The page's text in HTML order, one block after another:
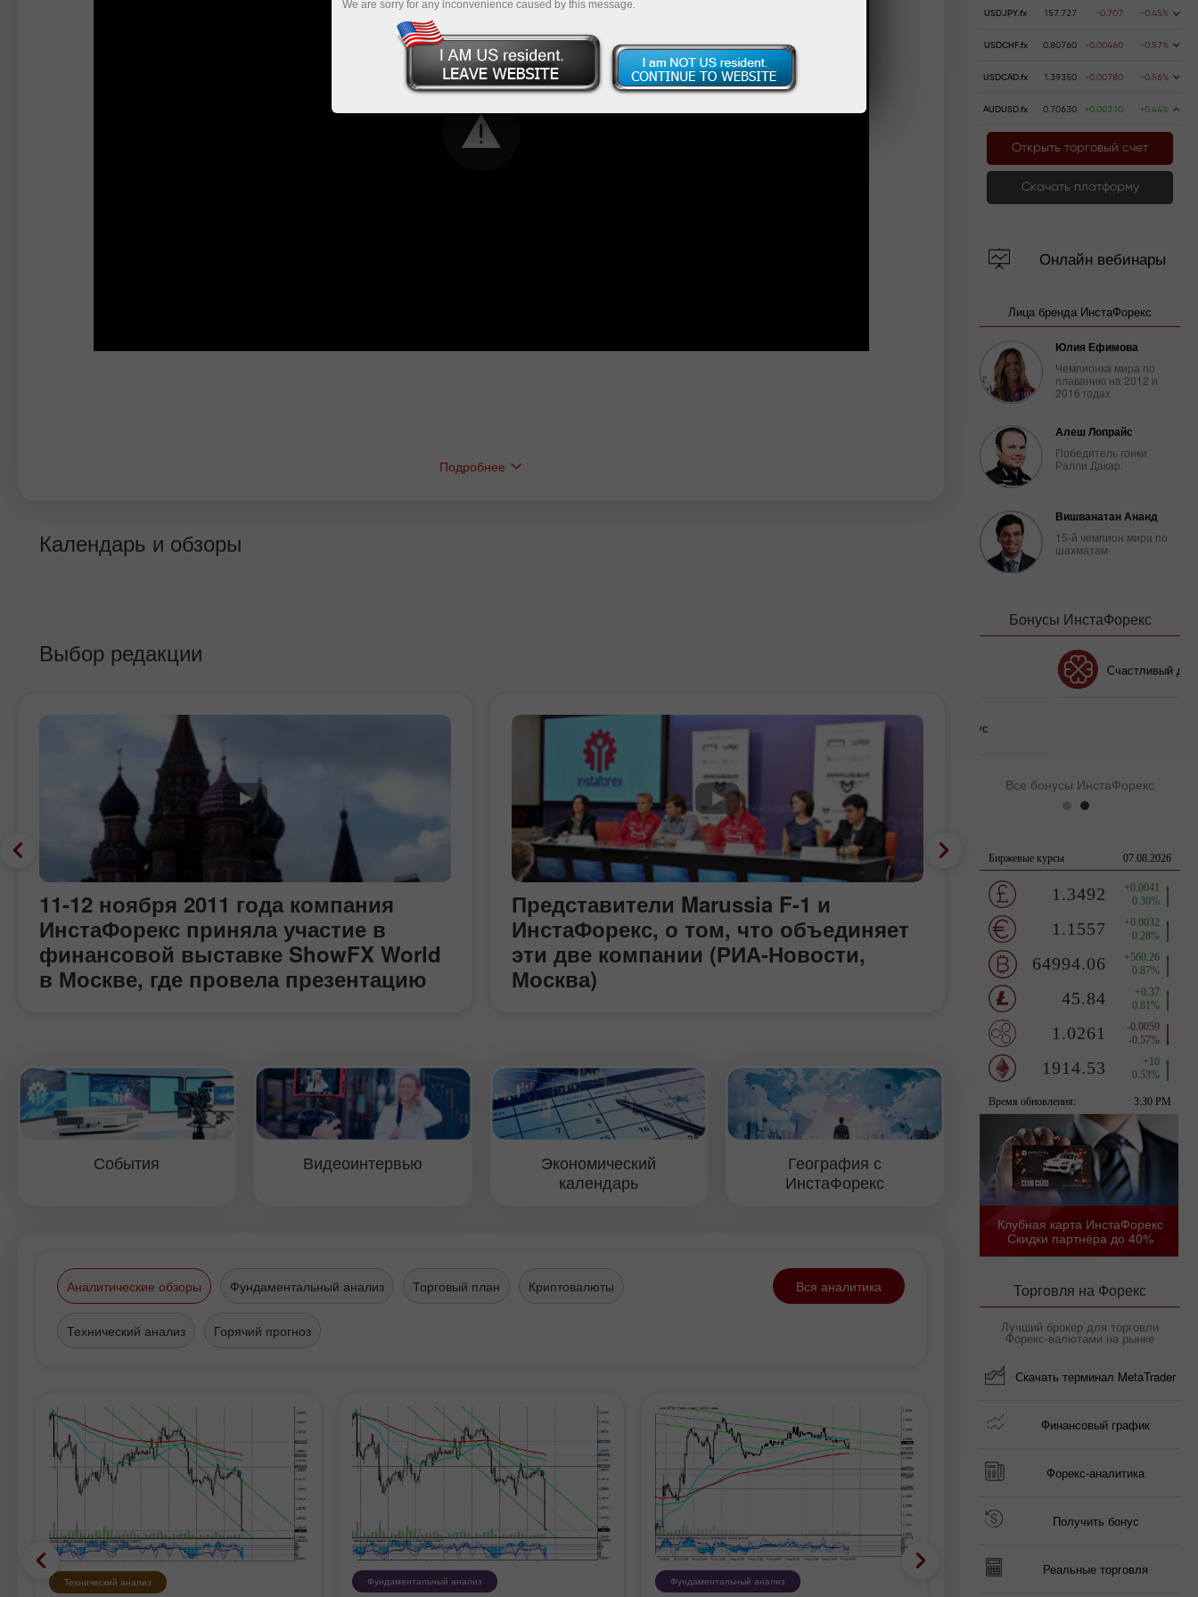
Подробнее
Календарь и обзоры
Выбор редакции
11-12 ноября 2011 года компания
ИнстаФорекс приняла участие в
финансовой выставке ShowFX World
в Москве, где провела презентацию
розыгрыш ценных призов среди
посетителей. В рамках выставки
Павел Шкапенко, старший менеджер
отдела развития компании
ИнстаФорекс, дал интервью
Представители Marussia F-1 и
ИнстаФорекс, о том, что объединяет
эти две компании (РИА-Новости,
Москва)
События Видеоинтервью
Экономический
календарь
География с
ИнстаФорекс
Аналитические обзоры Фундаментальный анализ Торговый план Криптовалюты
Технический анализ Горячий прогноз
Вся аналитика
Технический анализ Фундаментальный анализ Фундаментальный анализ
USDJPY.fx 157.727 -0.707 -0.45%
USDCHF.fx 0.80760 -0.00460 -0.57%
USDCAD.fx 1.39350 -0.00780 -0.56%
AUDUSD.fx 0.70630 +0.00310 +0.44%
Открыть торговый счет
Скачать платформу
Онлайн вебинары
Лица бренда ИнстаФорекс
Юлия Ефимова
Чемпионка мира по
плаванию на 2012 и
2016 годах
Алеш Лопрайс
Победитель гонки
Ралли Дакар.
Вишванатан Ананд
15-й чемпион мира по
шахматам
Бонусы ИнстаФорекс
Клубный бонус Клубный бонус
Счастливый депозит
Все бонусы ИнстаФорекс
Клубная карта ИнстаФорекс
Скидки партнёра до 40%
Торговля на Форекс
Лучший брокер для торговли
Форекс-валютами на рынке
Скачать терминал MetaTrader
Финансовый график
Форекс-аналитика
Получить бонус
Реальные торговля
We are sorry for any inconvenience caused by this message.